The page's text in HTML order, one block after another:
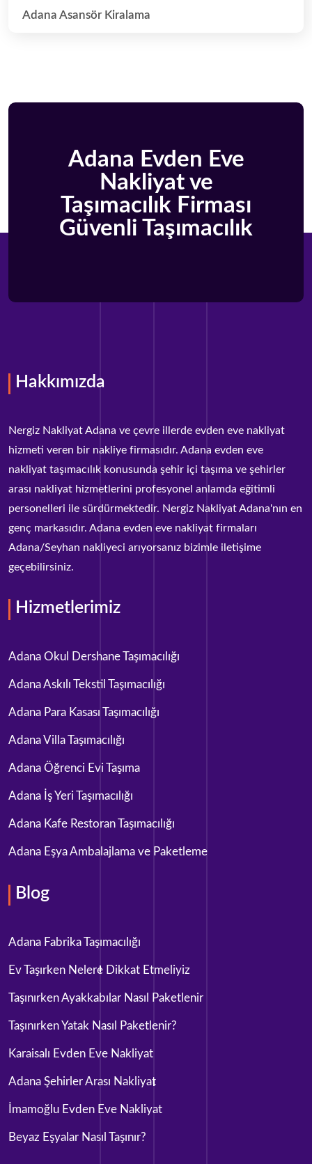
Adana Asansör Kiralama
Adana Evden Eve
Nakliyat ve
Taşımacılık Firması
Güvenli Taşımacılık
Hakkımızda
Nergiz Nakliyat Adana ve çevre illerde evden eve nakliyat
hizmeti veren bir nakliye firmasıdır. Adana evden eve
nakliyat taşımacılık konusunda şehir içi taşıma ve şehirler
arası nakliyat hizmetlerini profesyonel anlamda eğitimli
personelleri ile sürdürmektedir. Nergiz Nakliyat Adana'nın en
genç markasıdır. Adana evden eve nakliyat firmaları
Adana/Seyhan nakliyeci arıyorsanız bizimle iletişime
geçebilirsiniz.
Hizmetlerimiz
Adana Okul Dershane Taşımacılığı
Adana Askılı Tekstil Taşımacılığı
Adana Para Kasası Taşımacılığı
Adana Villa Taşımacılığı
Adana Öğrenci Evi Taşıma
Adana İş Yeri Taşımacılığı
Adana Kafe Restoran Taşımacılığı
Adana Eşya Ambalajlama ve Paketleme
Blog
Adana Fabrika Taşımacılığı
Ev Taşırken Nelere Dikkat Etmeliyiz
Taşınırken Ayakkabılar Nasıl Paketlenir
Taşınırken Yatak Nasıl Paketlenir?
Karaisalı Evden Eve Nakliyat
Adana Şehirler Arası Nakliyat
İmamoğlu Evden Eve Nakliyat
Beyaz Eşyalar Nasıl Taşınır?